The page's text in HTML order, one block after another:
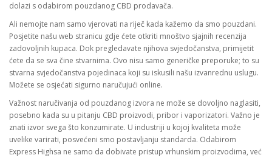
dolazi s odabirom pouzdanog CBD prodavača.
Ali nemojte nam samo vjerovati na riječ kada kažemo da smo pouzdani.
Posjetite našu web stranicu gdje ćete otkriti mnoštvo sjajnih recenzija
zadovoljnih kupaca. Dok pregledavate njihova svjedočanstva, primijetit
ćete da se sva čine stvarnima. Ovo nisu samo generičke preporuke; to su
stvarna svjedočanstva pojedinaca koji su iskusili našu izvanrednu uslugu.
Možete se osjećati sigurno naručujući online.
Važnost naručivanja od pouzdanog izvora ne može se dovoljno naglasiti,
posebno kada su u pitanju CBD proizvodi, pribor i vaporizatori. Važno je
znati izvor svega što konzumirate. U industriji u kojoj kvaliteta može
uvelike varirati, posvećeni smo postavljanju standarda. Odabirom
Express Highsa ne samo da dobivate pristup vrhunskim proizvodima, već